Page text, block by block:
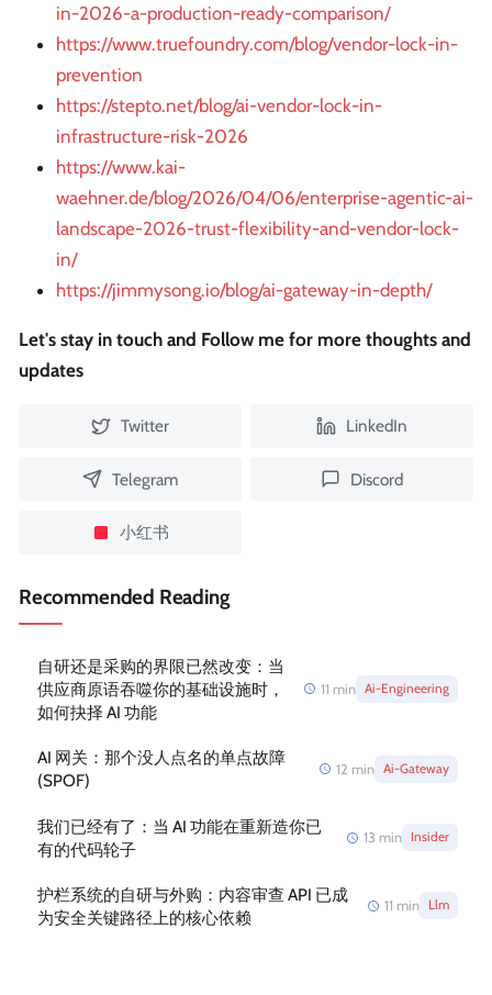
in-2026-a-production-ready-comparison/
https://www.truefoundry.com/blog/vendor-lock-in-
prevention
https://stepto.net/blog/ai-vendor-lock-in-
infrastructure-risk-2026
https://www.kai-
waehner.de/blog/2026/04/06/enterprise-agentic-ai-
landscape-2026-trust-flexibility-and-vendor-lock-
in/
https://jimmysong.io/blog/ai-gateway-in-depth/
Let's stay in touch and Follow me for more thoughts and
updates
Twitter LinkedIn
Telegram Discord
小红书
Recommended Reading
自研还是采购的界限已然改变：当
供应商原语吞噬你的基础设施时，
如何抉择 AI 功能
11 min Ai-Engineering
AI 网关：那个没人点名的单点故障
(SPOF)
12 min Ai-Gateway
我们已经有了：当 AI 功能在重新造你已
有的代码轮子
13 min Insider
护栏系统的自研与外购：内容审查 API 已成
为安全关键路径上的核心依赖
11 min Llm